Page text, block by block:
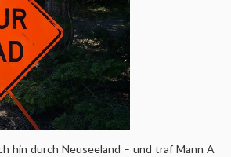
hin durch Neuseeland – und traf Mann A